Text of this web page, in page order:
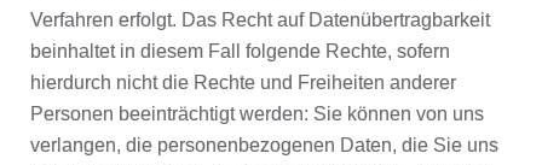
Verfahren erfolgt. Das Recht auf Datenübertragbarkeit
beinhaltet in diesem Fall folgende Rechte, sofern
hierdurch nicht die Rechte und Freiheiten anderer
Personen beeinträchtigt werden: Sie können von uns
verlangen, die personenbezogenen Daten, die Sie uns